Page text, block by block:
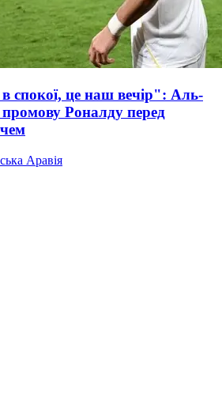
спокої, це наш вечір": Аль-
Роналду перед
Аравія